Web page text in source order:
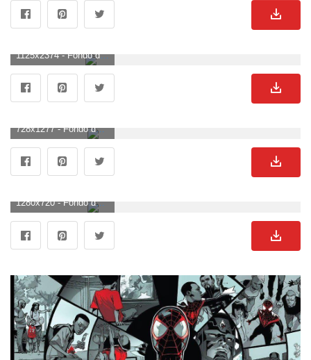
1125x2374 - Fondo de pantalla de 1125x2374. Fondo de pantalla de Miles Morales.
728x1277 - Fondo de pantalla de 728x1277. Wallpaper de Miles Morales.
1280x720 - Fondo de pantalla de 1280x720. Imágen HD 720p de Miles Morales.